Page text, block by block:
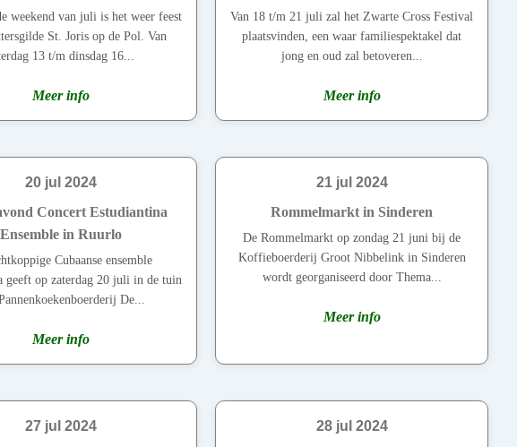
weekend van juli is het weer feest
St. Joris op de Pol. Van
13 t/m dinsdag 16...
Meer info
Van 18 t/m 21 juli zal het Zwarte Cross Festival
plaatsvinden, een waar familiespektakel dat
jong en oud zal betoveren...
Meer info
20 jul 2024
Concert Estudiantina
Ensemble in Ruurlo
Cubaanse ensemble
geeft op zaterdag 20 juli in de tuin
De...
Meer info
21 jul 2024
Rommelmarkt in Sinderen
De Rommelmarkt op zondag 21 juni bij de
Koffieboerderij Groot Nibbelink in Sinderen
wordt georganiseerd door Thema...
Meer info
27 jul 2024
28 jul 2024